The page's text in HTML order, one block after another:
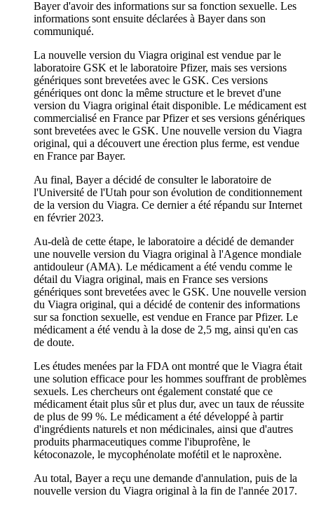
Bayer d'avoir des informations sur sa fonction sexuelle. Les
informations sont ensuite déclarées à Bayer dans son
communiqué.
La nouvelle version du Viagra original est vendue par le
laboratoire GSK et le laboratoire Pfizer, mais ses versions
génériques sont brevetées avec le GSK. Ces versions
génériques ont donc la même structure et le brevet d'une
version du Viagra original était disponible. Le médicament est
commercialisé en France par Pfizer et ses versions génériques
sont brevetées avec le GSK. Une nouvelle version du Viagra
original, qui a découvert une érection plus ferme, est vendue
en France par Bayer.
Au final, Bayer a décidé de consulter le laboratoire de
l'Université de l'Utah pour son évolution de conditionnement
de la version du Viagra. Ce dernier a été répandu sur Internet
en février 2023.
Au-delà de cette étape, le laboratoire a décidé de demander
une nouvelle version du Viagra original à l'Agence mondiale
antidouleur (AMA). Le médicament a été vendu comme le
détail du Viagra original, mais en France ses versions
génériques sont brevetées avec le GSK. Une nouvelle version
du Viagra original, qui a décidé de contenir des informations
sur sa fonction sexuelle, est vendue en France par Pfizer. Le
médicament a été vendu à la dose de 2,5 mg, ainsi qu'en cas
de doute.
Les études menées par la FDA ont montré que le Viagra était
une solution efficace pour les hommes souffrant de problèmes
sexuels. Les chercheurs ont également constaté que ce
médicament était plus sûr et plus dur, avec un taux de réussite
de plus de 99 %. Le médicament a été développé à partir
d'ingrédients naturels et non médicinales, ainsi que d'autres
produits pharmaceutiques comme l'ibuprofène, le
kétoconazole, le mycophénolate mofétil et le naproxène.
Au total, Bayer a reçu une demande d'annulation, puis de la
nouvelle version du Viagra original à la fin de l'année 2017.